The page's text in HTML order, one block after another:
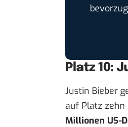
Platz 10:
Justin Bieber
auf Platz
Millionen US-